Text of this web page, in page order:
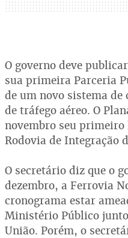
O governo deve
sua primeira Parceria
de um novo sistema
de tráfego aéreo. O
novembro seu primeiro
Rodovia de Integração
O secretário diz que o
dezembro, a Ferrovia
cronograma estar
Ministério Público
União. Porém, o